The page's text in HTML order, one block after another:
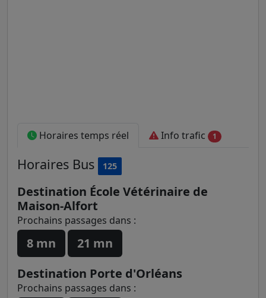
Horaires temps réel Info trafic 1
Horaires Bus 125
Destination École Vétérinaire de
Maison-Alfort
Prochains passages dans :
8 mn
21 mn
Destination Porte d'Orléans
Prochains passages dans :